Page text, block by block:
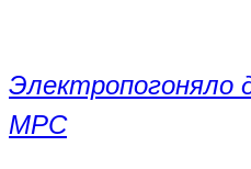
Электропогоняло
МРС